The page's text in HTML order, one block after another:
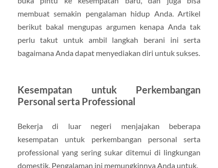
membuat semakin pengalaman hidup Anda. Artikel
berikut bakal mengupas argumen kenapa Anda tak
perlu takut untuk ambil langkah berani ini serta
bagaimana Anda dapat menyediakan diri untuk sukses.
Kesempatan untuk Perkembangan
Personal serta Professional
Bekerja di luar negeri menjajakan beberapa
kesempatan untuk perkembangan personal serta
professional yang sering sukar ditemui di lingkungan
domestik. Pengalaman ini memungkinnya Anda untuk.